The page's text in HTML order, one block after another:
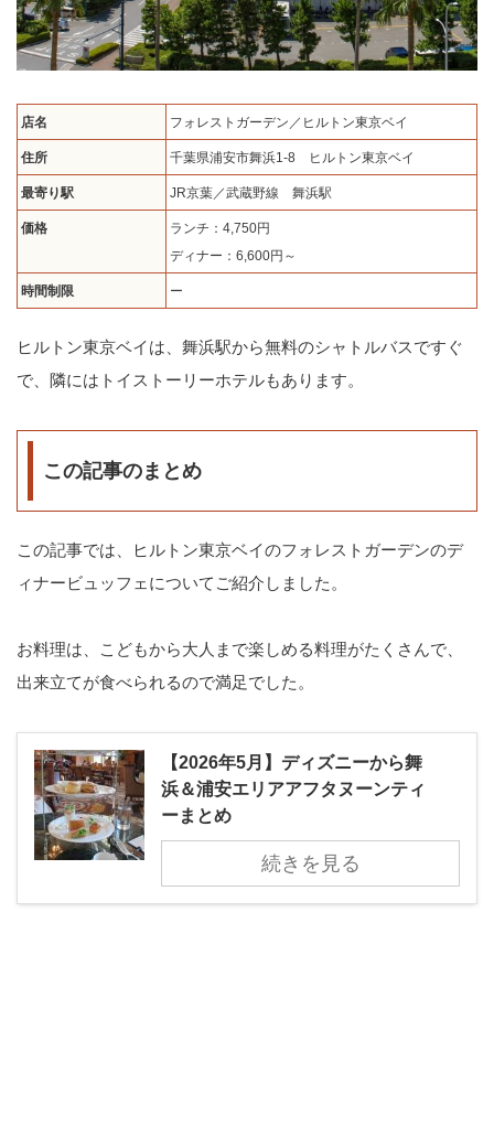
店名 フォレストガーデン／ヒルトン東京ベイ
住所 千葉県浦安市舞浜1-8 ヒルトン東京ベイ
最寄り駅 JR京葉／武蔵野線 舞浜駅
価格
ランチ：4,750円
ディナー：6,600円～
時間制限 ー
ヒルトン東京ベイは、舞浜駅から無料のシャトルバスですぐ
で、隣にはトイストーリーホテルもあります。
この記事のまとめ
この記事では、ヒルトン東京ベイのフォレストガーデンのデ
ィナービュッフェについてご紹介しました。
お料理は、こどもから大人まで楽しめる料理がたくさんで、
出来立てが食べられるので満足でした。
【2026年5月】ディズニーから舞
浜＆浦安エリアアフタヌーンティ
ーまとめ
続きを見る